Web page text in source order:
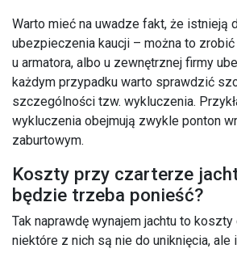
Warto mieć na uwadze fakt, że istnieją
ubezpieczenia kaucji – można to
u armatora, albo u zewnętrznej firmy
każdym przypadku warto sprawdzić
szczególności tzw. wykluczenia.
wykluczenia obejmują zwykle ponton
zaburtowym.
Koszty przy czarterze
będzie trzeba ponieść?
Tak naprawdę wynajem jachtu to
niektóre z nich są nie do uniknięcia, ale